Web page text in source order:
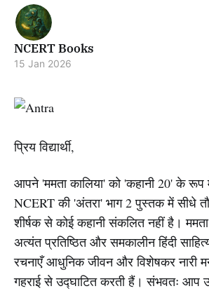
NCERT Books
15 Jan 2026
प्रिय विद्यार्थी,
आपने 'ममता कालिया' को 'कहानी 20' के रूप
NCERT की 'अंतरा' भाग 2 पुस्तक में सीधे
शीर्षक से कोई कहानी संकलित नहीं है।
अत्यंत प्रतिष्ठित और समकालीन हिंदी
रचनाएँ आधुनिक जीवन और विशेषकर नारी
गहराई से उद्घाटित करती हैं। संभवतः आप